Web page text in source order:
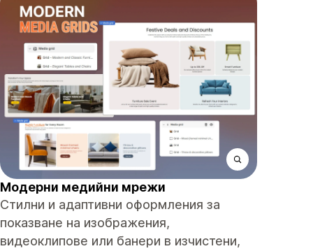
Модерни медийни мрежи
Стилни и адаптивни оформления за
показване на изображения,
видеоклипове или банери в изчистени,